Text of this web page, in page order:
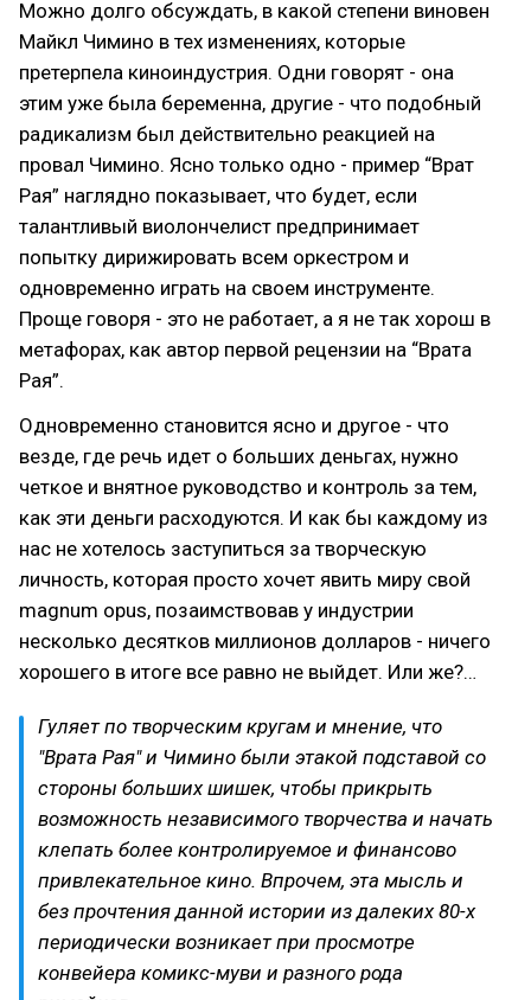
Можно долго обсуждать, в какой степени виновен
Майкл Чимино в тех изменениях, которые
претерпела киноиндустрия. Одни говорят - она
этим уже была беременна, другие - что подобный
радикализм был действительно реакцией на
провал Чимино. Ясно только одно - пример “Врат
Рая” наглядно показывает, что будет, если
талантливый виолончелист предпринимает
попытку дирижировать всем оркестром и
одновременно играть на своем инструменте.
Проще говоря - это не работает, а я не так хорош в
метафорах, как автор первой рецензии на “Врата
Рая”.
Одновременно становится ясно и другое - что
везде, где речь идет о больших деньгах, нужно
четкое и внятное руководство и контроль за тем,
как эти деньги расходуются. И как бы каждому из
нас не хотелось заступиться за творческую
личность, которая просто хочет явить миру свой
magnum opus, позаимствовав у индустрии
несколько десятков миллионов долларов - ничего
хорошего в итоге все равно не выйдет. Или же?…
Гуляет по творческим кругам и мнение, что
"Врата Рая" и Чимино были этакой подставой со
стороны больших шишек, чтобы прикрыть
возможность независимого творчества и начать
клепать более контролируемое и финансово
привлекательное кино. Впрочем, эта мысль и
без прочтения данной истории из далеких 80-х
периодически возникает при просмотре
конвейера комикс-муви и разного рода